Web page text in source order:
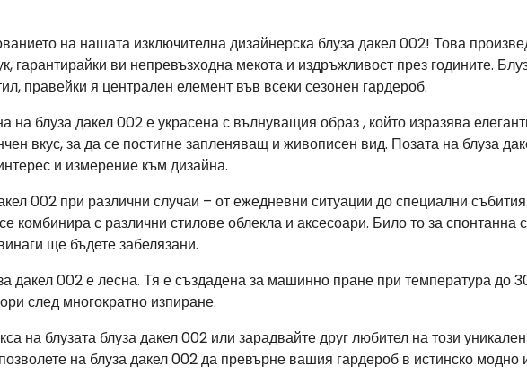
на нашата изключителна дизайнерска блуза дакел 002! Това
гарантирайки ви непревъзходна мекота и издръжливост през годините.
правейки я централен елемент във всеки сезонен гардероб.
на блуза дакел 002 е украсена с вълнуващия образ , който изразява
вкус, за да се постигне запленяващ и живописен вид. Позата на блуза
и измерение към дизайна.
002 при различни случаи – от ежедневни ситуации до специални
комбинира с различни стилове облекла и аксесоари. Било то за
ще бъдете забелязани.
дакел 002 е лесна. Тя е създадена за машинно пране при температура до
след многократно изпиране.
на блузата блуза дакел 002 или зарадвайте друг любител на този
на блуза дакел 002 да превърне вашия гардероб в истинско модно